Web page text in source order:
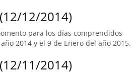
12/2014)
para los días comprendidos
2014 y el 9 de Enero del año 2015.
11/2014)